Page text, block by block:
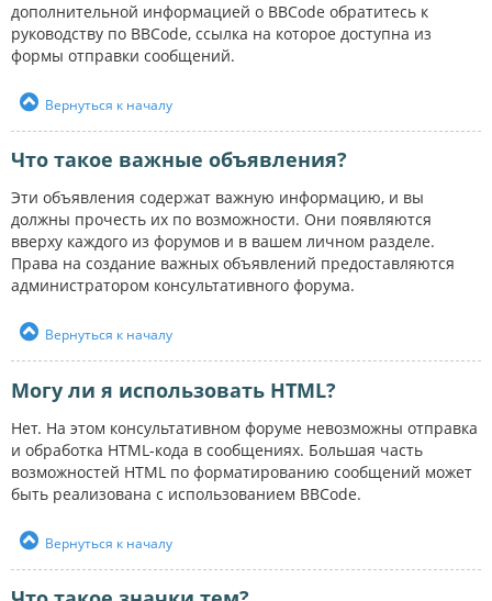
дополнительной информацией о BBCode обратитесь к
руководству по BBCode, ссылка на которое доступна из
формы отправки сообщений.
Вернуться к началу
Что такое важные объявления?
Эти объявления содержат важную информацию, и вы
должны прочесть их по возможности. Они появляются
вверху каждого из форумов и в вашем личном разделе.
Права на создание важных объявлений предоставляются
администратором консультативного форума.
Вернуться к началу
Могу ли я использовать HTML?
Нет. На этом консультативном форуме невозможны отправка
и обработка HTML-кода в сообщениях. Большая часть
возможностей HTML по форматированию сообщений может
быть реализована с использованием BBCode.
Вернуться к началу